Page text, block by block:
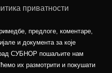
приватности
предлоге, коментаре,
и документа за које
СУБНОР пошаљите нам
их размотрити и покушати